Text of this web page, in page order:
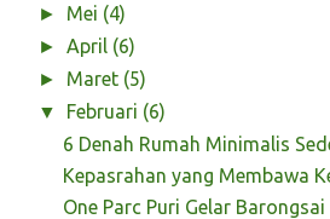
► Mei (4)
►April (6)
► Maret (5)
▼ Februari (6)
6 Denah Rumah Minimalis
Kepasrahan yang Membawa
One Parc Puri Gelar